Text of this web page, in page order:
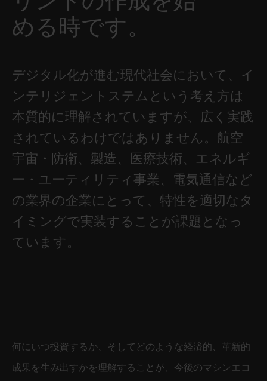
める時です。
デジタル化が進む現代社会において、イ
ンテリジェントステムという考え方は
本質的に理解されていますが、広く実践
されているわけではありません。航空
宇宙・防衛、製造、医療技術、エネルギ
ー・ユーティリティ事業、電気通信など
の業界の企業にとって、特性を適切なタ
イミングで実装することが課題となっ
ています。
何にいつ投資するか、そしてどのような経済的、革新的
成果を生み出すかを理解することが、今後のマシンエコ